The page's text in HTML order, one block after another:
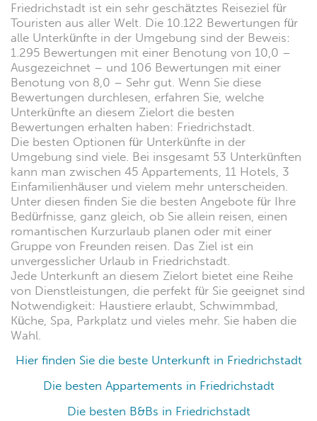
Friedrichstadt ist ein sehr geschätztes Reiseziel für
Touristen aus aller Welt. Die 10.122 Bewertungen für
alle Unterkünfte in der Umgebung sind der Beweis:
1.295 Bewertungen mit einer Benotung von 10,0 –
Ausgezeichnet – und 106 Bewertungen mit einer
Benotung von 8,0 – Sehr gut. Wenn Sie diese
Bewertungen durchlesen, erfahren Sie, welche
Unterkünfte an diesem Zielort die besten
Bewertungen erhalten haben: Friedrichstadt.
Die besten Optionen für Unterkünfte in der
Umgebung sind viele. Bei insgesamt 53 Unterkünften
kann man zwischen 45 Appartements, 11 Hotels, 3
Einfamilienhäuser und vielem mehr unterscheiden.
Unter diesen finden Sie die besten Angebote für Ihre
Bedürfnisse, ganz gleich, ob Sie allein reisen, einen
romantischen Kurzurlaub planen oder mit einer
Gruppe von Freunden reisen. Das Ziel ist ein
unvergesslicher Urlaub in Friedrichstadt.
Jede Unterkunft an diesem Zielort bietet eine Reihe
von Dienstleistungen, die perfekt für Sie geeignet sind
Notwendigkeit: Haustiere erlaubt, Schwimmbad,
Küche, Spa, Parkplatz und vieles mehr. Sie haben die
Wahl.
Hier finden Sie die beste Unterkunft in Friedrichstadt
Die besten Appartements in Friedrichstadt
Die besten B&Bs in Friedrichstadt